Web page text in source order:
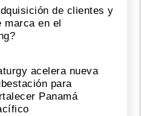
de clientes y
marca en el
acelera nueva
para
Panamá